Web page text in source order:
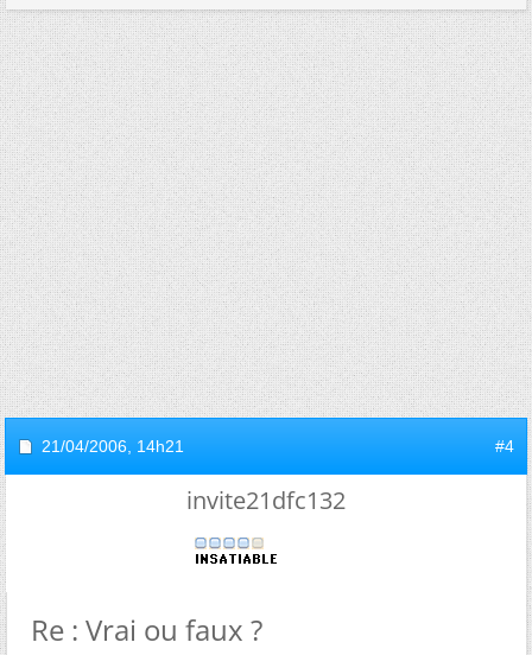
21/04/2006, 14h21 #4
invite21dfc132
Re : Vrai ou faux ?